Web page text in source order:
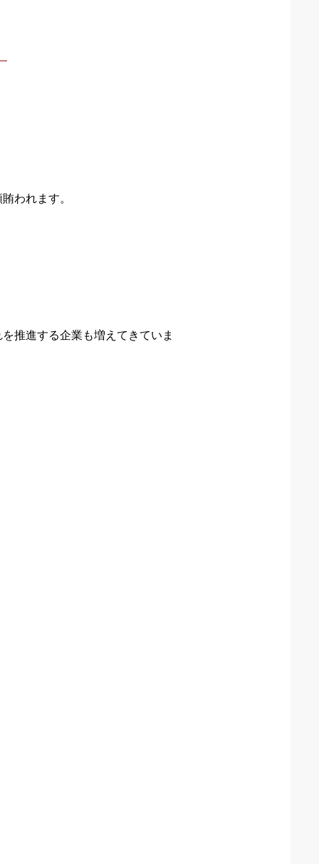
われます。
推進する企業も増えてきていま